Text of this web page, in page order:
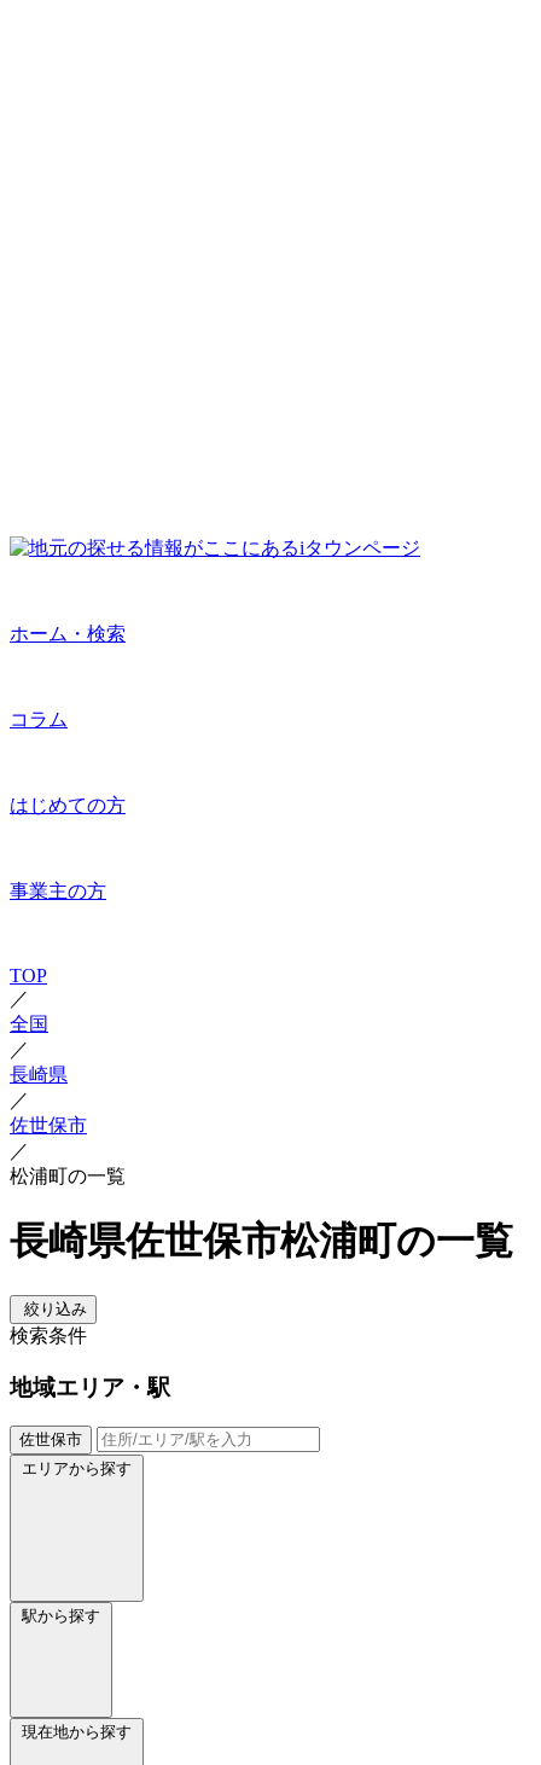
ホーム・検索
コラム
はじめての方
事業主の方
TOP
／
全国
／
長崎県
／
佐世保市
／
松浦町の一覧
長崎県佐世保市松浦町の一覧
絞り込み
検索条件
地域エリア・駅
佐世保市
エリアから探す
駅から探す
現在地から探す